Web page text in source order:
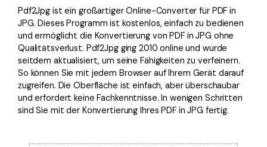
Rechtliches
Gesundheitswesen
Finanzen
Regierung
Veröffentlichung
Freiberufler
Bewertungen
Sehen Sie, was unsere Nutzer sagen.
Kostenlose PDF-Vorlagen
Bearbeiten, Drucken und Anpassen von kostenlosen Vorlagen.
PDF-Wissen
PDF-bezogene Informationen, die Sie benötigen.
Pdf2Jpg ist ein großartiger Online-Converter für PDF in
JPG. Dieses Programm ist kostenlos, einfach zu bedienen
und ermöglicht die Konvertierung von PDF in JPG ohne
Qualitätsverlust. Pdf2Jpg ging 2010 online und wurde
seitdem aktualisiert, um seine Fähigkeiten zu verfeinern.
So können Sie mit jedem Browser auf Ihrem Gerät darauf
zugreifen. Die Oberfläche ist einfach, aber überschaubar
und erfordert keine Fachkenntnisse. In wenigen Schritten
sind Sie mit der Konvertierung Ihres PDF in JPG fertig.